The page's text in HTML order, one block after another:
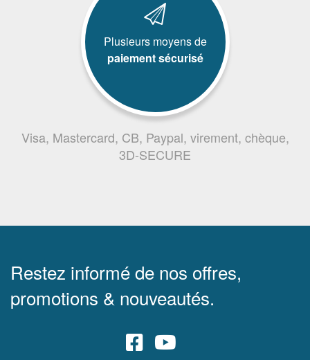
Plusieurs moyens de
paiement sécurisé
Visa, Mastercard, CB, Paypal, virement, chèque,
3D-SECURE
Restez informé de nos offres,
promotions & nouveautés.